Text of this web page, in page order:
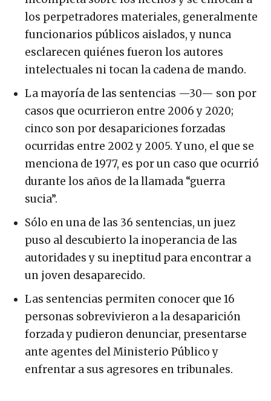
los perpetradores materiales, generalmente
funcionarios públicos aislados, y nunca
esclarecen quiénes fueron los autores
intelectuales ni tocan la cadena de mando.
La mayoría de las sentencias —30— son por
casos que ocurrieron entre 2006 y 2020;
cinco son por desapariciones forzadas
ocurridas entre 2002 y 2005. Y uno, el que se
menciona de 1977, es por un caso que ocurrió
durante los años de la llamada “guerra
sucia”.
Sólo en una de las 36 sentencias, un juez
puso al descubierto la inoperancia de las
autoridades y su ineptitud para encontrar a
un joven desaparecido.
Las sentencias permiten conocer que 16
personas sobrevivieron a la desaparición
forzada y pudieron denunciar, presentarse
ante agentes del Ministerio Público y
enfrentar a sus agresores en tribunales.